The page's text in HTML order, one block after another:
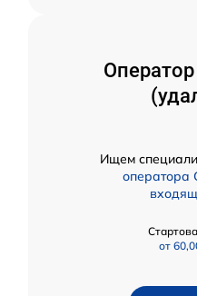
Ищем
оператора
от